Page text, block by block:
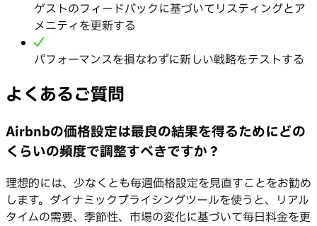
ゲストのフィードバックに基づいてリスティングとア
メニティを更新する
パフォーマンスを損なわずに新しい戦略をテストする
よくあるご質問
Airbnbの価格設定は最良の結果を得るためにどの
くらいの頻度で調整すべきですか？
理想的には、少なくとも毎週価格設定を見直すことをお勧め
します。ダイナミックプライシングツールを使うと、リアル
タイムの需要、季節性、市場の変化に基づいて毎日料金を更